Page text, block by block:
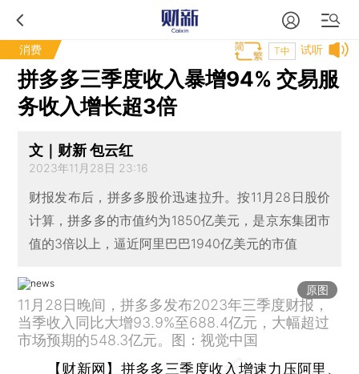
消费 试听
T中
拼多多三季度收入暴增94% 交易服
务收入增长超3倍
文｜财新 包云红
2023年11月28日 23:16
财报发布后，拼多多股价迅速拉升。按11月28日股价
计算，拼多多的市值约为1850亿美元，是京东集团市
值的3倍以上，逼近阿里巴巴1940亿美元的市值
原图
11月28日晚间，拼多多发布2023年三季度财报，
当季收入同比大增93.9%至688.4亿元，大幅超过
市场预期的548.3亿元。图：视觉中国
【财新网】 拼多多三季度收入增速力压阿里 、